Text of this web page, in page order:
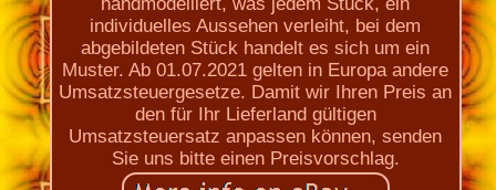
individuelles Aussehen verleiht, bei dem
abgebildeten Stück handelt es sich um ein
Muster. Ab 01.07.2021 gelten in Europa andere
Umsatzsteuergesetze. Damit wir Ihren Preis an
den für Ihr Lieferland gültigen
Umsatzsteuersatz anpassen können, senden
Sie uns bitte einen Preisvorschlag.